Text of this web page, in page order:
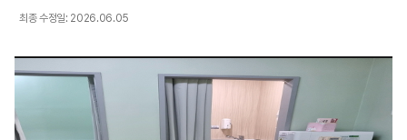
최종 수정일: 2026.06.05